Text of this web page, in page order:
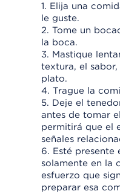
1. Elija una
le guste.
2. Tome un
la boca.
3. Mastique
textura, el
plato.
4. Trague la
5. Deje el
antes de tomar
permitirá que el
señales
6. Esté presente
solamente en la
esfuerzo que
preparar esa